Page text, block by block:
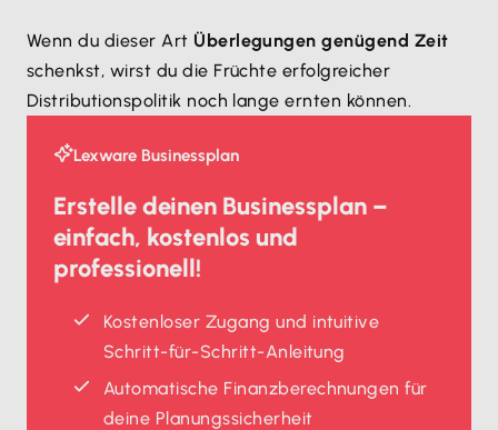
Wenn du dieser Art Überlegungen genügend Zeit
schenkst, wirst du die Früchte erfolgreicher
Distributionspolitik noch lange ernten können.
Lexware Businessplan
Erstelle deinen Businessplan –
einfach, kostenlos und
professionell!
Kostenloser Zugang und intuitive
Schritt-für-Schritt-Anleitung
Automatische Finanzberechnungen für
deine Planungssicherheit